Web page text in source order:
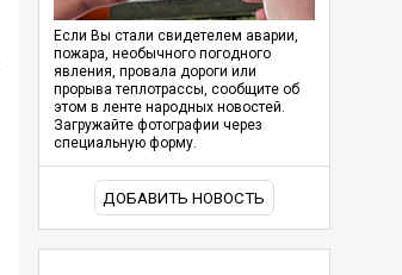
Если Вы стали свидетелем аварии,
пожара, необычного погодного
явления, провала дороги или
прорыва теплотрассы, сообщите об
этом в ленте народных новостей.
Загружайте фотографии через
специальную форму.
ДОБАВИТЬ НОВОСТЬ